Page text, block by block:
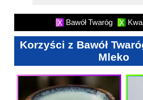
X Bawół Twaróg X
Korzyści z Bawół
Mleko